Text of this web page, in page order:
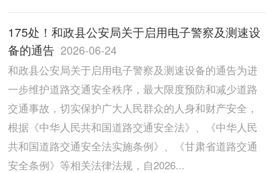
175处！和政县公安局关于启用电子警察及测速设
备的通告 2026-06-24
和政县公安局关于启用电子警察及测速设备的通告为进
一步维护道路交通安全秩序，最大限度预防和减少道路
交通事故，切实保护广大人民群众的人身和财产安全，
根据《中华人民共和国道路交通安全法》、《中华人民
共和国道路交通安全法实施条例》、《甘肃省道路交通
安全条例》等相关法律法规，自2026...